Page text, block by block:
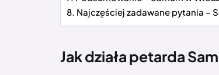
Najczęściej zadawane pytania –
Jak działa petarda